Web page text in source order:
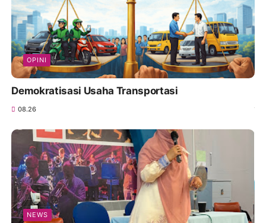
OPINI
Demokratisasi Usaha Transportasi
08.26
NEWS